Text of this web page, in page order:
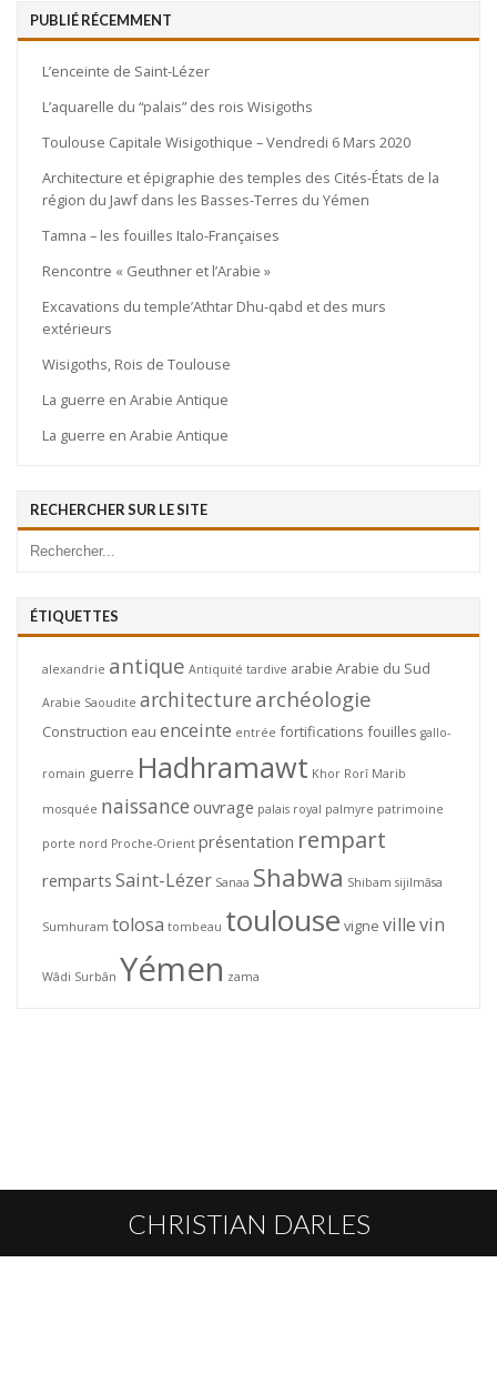
PUBLIÉ RÉCEMMENT
L’enceinte de Saint-Lézer
L’aquarelle du “palais” des rois Wisigoths
Toulouse Capitale Wisigothique – Vendredi 6 Mars 2020
Architecture et épigraphie des temples des Cités-États de la
région du Jawf dans les Basses-Terres du Yémen
Tamna – les fouilles Italo-Françaises
Rencontre « Geuthner et l’Arabie »
Excavations du temple’Athtar Dhu-qabd et des murs
extérieurs
Wisigoths, Rois de Toulouse
La guerre en Arabie Antique
La guerre en Arabie Antique
RECHERCHER SUR LE SITE
ÉTIQUETTES
alexandrie antique Antiquité tardive arabie Arabie du Sud
Arabie Saoudite architecture archéologie
Construction eau enceinte entrée fortifications fouilles gallo-
romain guerre Hadhramawt Khor Rorî Marib
mosquée naissance ouvrage palais royal palmyre patrimoine
porte nord Proche-Orient présentation rempart
remparts Saint-Lézer Sanaa Shabwa Shibam sijilmâsa
Sumhuram tolosa tombeau toulouse vigne villevin
Wâdi Surbân Yémen zama
CHRISTIAN DARLES